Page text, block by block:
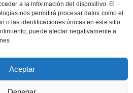
a la información del dispositivo. El
nos permitirá procesar datos como el
o las identificaciones únicas en este sitio.
puede afectar negativamente a
Aceptar
Proceso de
representación
Contactar
Todos los derechos reservados
Aviso legal|Declaración de